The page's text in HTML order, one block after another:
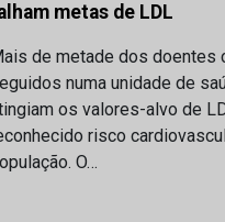
metas de LDL
de metade dos doentes
numa unidade de
os valores-alvo de
risco
O…